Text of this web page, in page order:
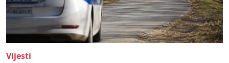
Vijesti